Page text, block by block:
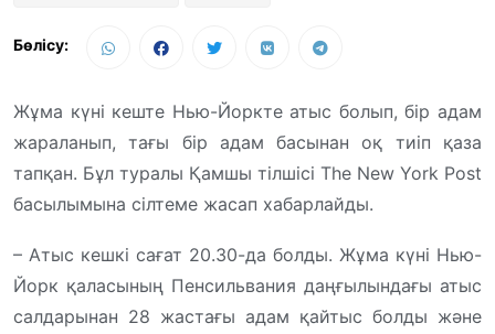
Бөлісу:
Жұма күні кеште Нью-Йоркте атыс болып, бір адам
жараланып, тағы бір адам басынан оқ тиіп қаза
тапқан. Бұл туралы Қамшы тілшісі The New York Post
басылымына сілтеме жасап хабарлайды.
– Атыс кешкі сағат 20.30-да болды. Жұма күні Нью-
Йорк қаласының Пенсильвания даңғылындағы атыс
салдарынан 28 жастағы адам қайтыс болды және